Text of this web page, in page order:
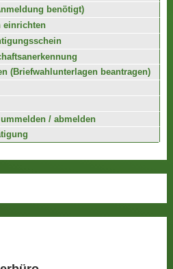
benötigt)
einrichten
(Briefwahlunterlagen beantragen)
/ abmelden